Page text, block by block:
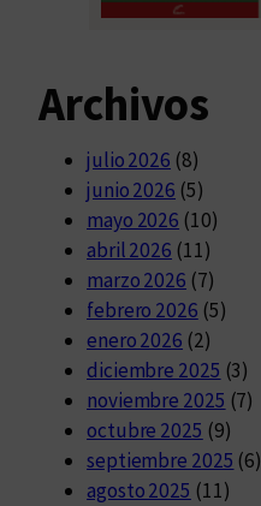
Archivos
julio 2026 (8)
junio 2026 (5)
mayo 2026 (10)
abril 2026 (11)
marzo 2026 (7)
febrero 2026 (5)
enero 2026 (2)
diciembre 2025 (3)
noviembre 2025 (7)
octubre 2025 (9)
septiembre 2025 (6)
agosto 2025 (11)